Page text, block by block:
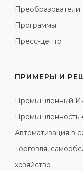
Преобразователи
Программы
Пресс-центр
ПРИМЕРЫ И
Промышленный
Промышленность
Автоматизация в
Торговля,
хозяйство